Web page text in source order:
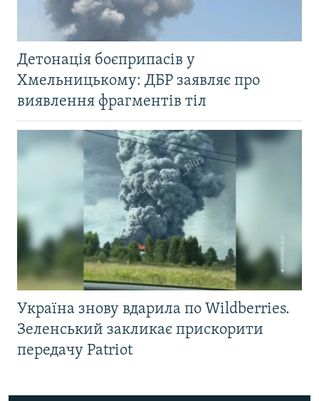
Детонація боєприпасів у
Хмельницькому: ДБР заявляє про
виявлення фрагментів тіл
Україна знову вдарила по Wildberries.
Зеленський закликає прискорити
передачу Patriot